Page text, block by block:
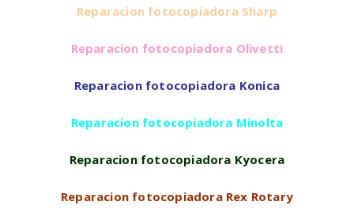
Reparacion fotocopiadora Sharp
Reparacion fotocopiadora Olivetti
Reparacion fotocopiadora Konica
Reparacion fotocopiadora Minolta
Reparacion fotocopiadora Kyocera
Reparacion fotocopiadora Rex Rotary